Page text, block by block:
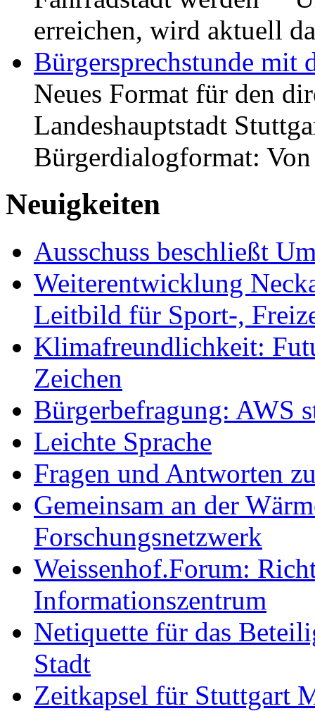
erreichen, wird aktuell
Bürgersprechstunde mit
Neues Format für den
Landeshauptstadt
Bürgerdialogformat:
Neuigkeiten
Ausschuss beschließt
Weiterentwicklung
Leitbild für Sport-,
Klimafreundlichkeit:
Zeichen
Bürgerbefragung: AWS
Leichte Sprache
Fragen und Antworten
Gemeinsam an der
Forschungsnetzwerk
Weissenhof.Forum:
Informationszentrum
Netiquette für das
Stadt
Zeitkapsel für Stuttgart